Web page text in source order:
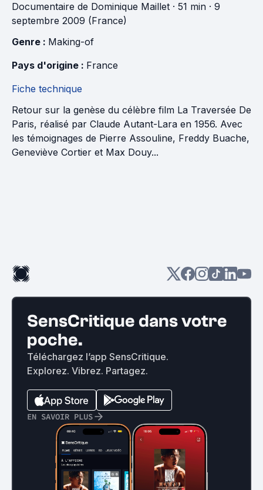
Documentaire de Dominique Maillet · 51 min · 9
septembre 2009 (France)
Genre : Making-of
Pays d'origine : France
Fiche technique
Retour sur la genèse du célèbre film La Traversée De
Paris, réalisé par Claude Autant-Lara en 1956. Avec
les témoignages de Pierre Assouline, Freddy Buache,
Geneviève Cortier et Max Douy...
SensCritique dans votre
poche.
Téléchargez l’app SensCritique.
Explorez. Vibrez. Partagez.
EN SAVOIR PLUS